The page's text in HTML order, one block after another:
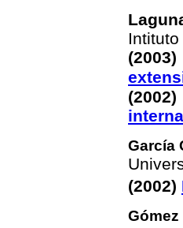
García
(2002)
Gómez